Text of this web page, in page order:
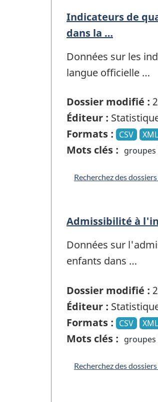
Indicateurs de
dans la …
Données sur les
langue officielle …
Dossier modifié :
Éditeur :
Formats : CSV XML
Mots clés :
Recherchez des
Admissibilité à
Données sur
enfants dans …
Dossier modifié :
Éditeur :
Formats : CSV XML
Mots clés :
Recherchez des